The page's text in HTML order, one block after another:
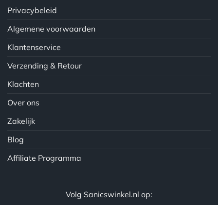
Privacybeleid
Algemene voorwaarden
Klantenservice
Verzending & Retour
Klachten
Over ons
Zakelijk
Blog
Affiliate Programma
Volg Sanicswinkel.nl op: